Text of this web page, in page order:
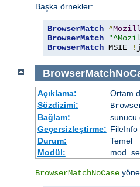
Başka örnekler:
BrowserMatch ^
BrowserMatch
BrowserMatch MSIE !
Açıklama:
Ortam
Sözdizimi:
Bağlam:
sunucu
Geçersizleştirme: FileInfo
Durum:
Temel
Modül:
BrowserMatchNoCase